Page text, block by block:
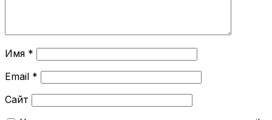
Имя *
Email *
Сайт